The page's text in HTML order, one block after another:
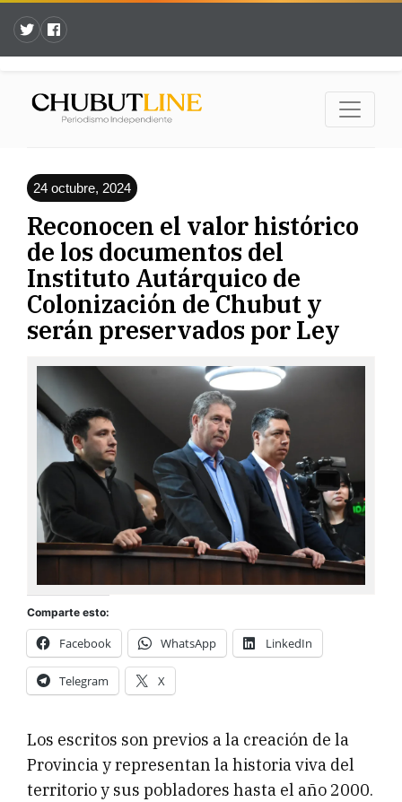
24 octubre, 2024
Reconocen el valor histórico
de los documentos del
Instituto Autárquico de
Colonización de Chubut y
serán preservados por Ley
Comparte esto:
Facebook WhatsApp LinkedIn
Telegram X
Los escritos son previos a la creación de la
Provincia y representan la historia viva del
territorio y sus pobladores hasta el año 2000.